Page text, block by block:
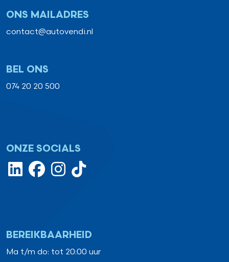
ONS MAILADRES
contact@autovendi.nl
BEL ONS
074 20 20 500
ONZE SOCIALS
BEREIKBAARHEID
Ma t/m do: tot 20:00 uur